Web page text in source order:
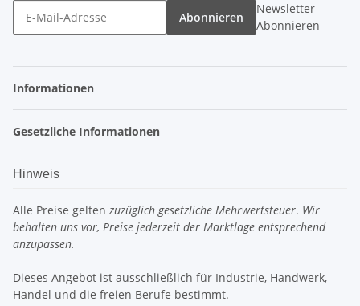
Abonnieren
Newsletter
Abonnieren
Informationen
Gesetzliche Informationen
Hinweis
Alle Preise gelten zuzüglich gesetzliche Mehrwertsteuer. Wir
behalten uns vor, Preise jederzeit der Marktlage entsprechend
anzupassen.
Dieses Angebot ist ausschließlich für Industrie, Handwerk,
Handel und die freien Berufe bestimmt.